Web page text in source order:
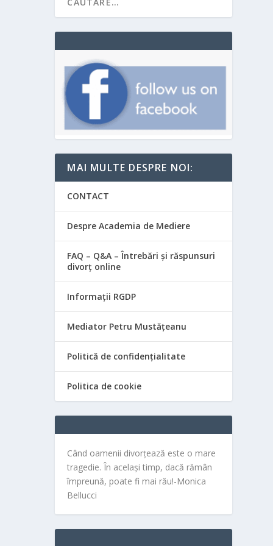
MAI MULTE DESPRE NOI:
CONTACT
Despre Academia de Mediere
FAQ – Q&A – Întrebări și răspunsuri
divorț online
Informații RGDP
Mediator Petru Mustățeanu
Politică de confidențialitate
Politica de cookie
Când oamenii divorțează este o mare
tragedie. În același timp, dacă rămân
împreună, poate fi mai rău!-Monica
Bellucci